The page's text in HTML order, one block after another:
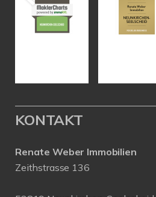
KONTAKT
Renate Weber Immobilien
Zeithstrasse 136